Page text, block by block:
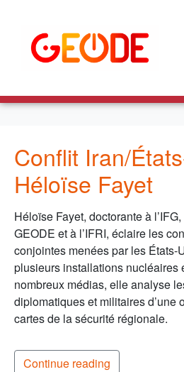
Conflit Iran/
Héloïse Fayet
Héloïse Fayet, doctorante à
GEODE et à l’IFRI, éclaire les
conjointes menées par les États-
plusieurs installations nucléaires
nombreux médias, elle analyse
diplomatiques et militaires d’une
cartes de la sécurité régionale.
Continue reading